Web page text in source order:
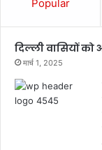
Popular
दिल्ली वासियों को
मार्च 1, 2025